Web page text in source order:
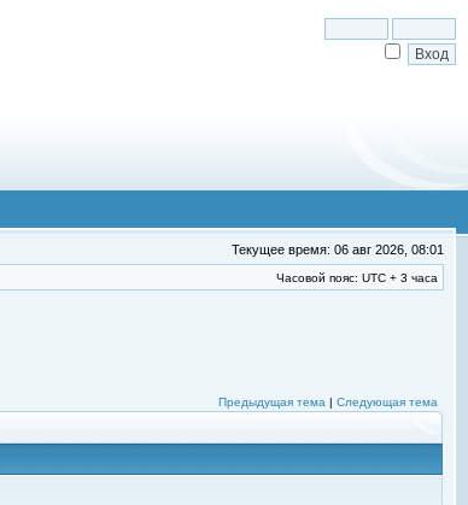
Текущее время: 06 авг 2026, 08:01
Часовой пояс: UTC + 3 часа
Предыдущая тема | Следующая тема